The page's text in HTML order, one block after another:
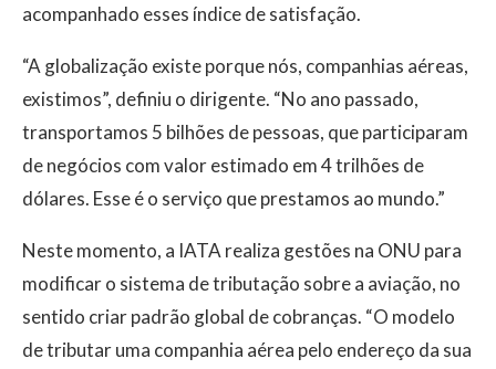
acompanhado esses índice de satisfação.
“A globalização existe porque nós, companhias aéreas,
existimos”, definiu o dirigente. “No ano passado,
transportamos 5 bilhões de pessoas, que participaram
de negócios com valor estimado em 4 trilhões de
dólares. Esse é o serviço que prestamos ao mundo.”
Neste momento, a IATA realiza gestões na ONU para
modificar o sistema de tributação sobre a aviação, no
sentido criar padrão global de cobranças. “O modelo
de tributar uma companhia aérea pelo endereço da sua